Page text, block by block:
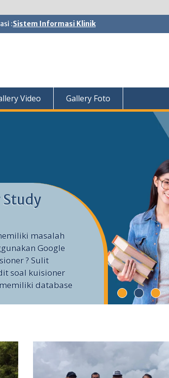
:Sistem Informasi Klinik
Video Gallery Foto
Study
masalah
Google
? Sulit
soal kuisioner
database